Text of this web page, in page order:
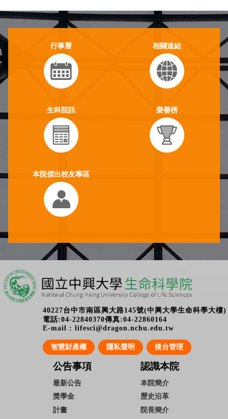
行事曆 相關連結
生科院訊 榮譽榜
本院傑出校友專區
40227台中市南區興大路145號(中興大學生命科學大樓)
電話:04-22840370傳真:04-22860164
E-mail : lifesci@dragon.nchu.edu.tw
智慧財產權 隱私聲明 後台管理
公告事項
最新公告
獎學金
計畫
認識本院
本院簡介
歷史沿革
院長簡介